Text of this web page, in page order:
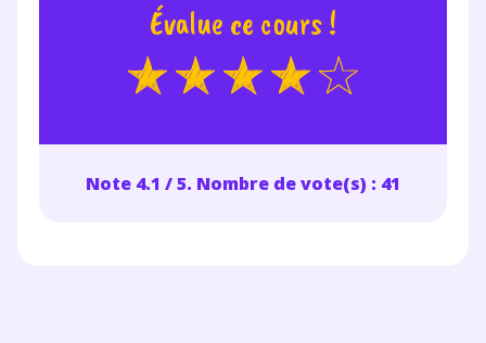
Évalue ce cours !
Note 4.1 / 5. Nombre de vote(s) : 41